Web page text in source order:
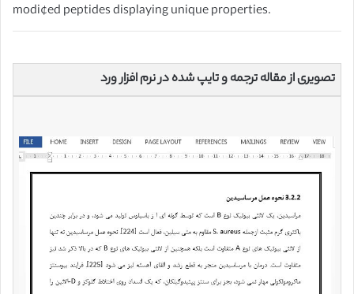
modi¢ed peptides displaying unique properties.
تصویری از مقاله ترجمه و تایپ شده در نرم افزار ورد